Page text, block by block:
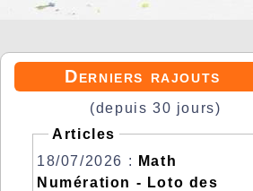
Derniers rajouts
(depuis 30 jours)
Articles
18/07/2026 :
Math
Numération - Loto des